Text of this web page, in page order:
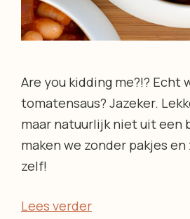
Are you kidding me?!? Echt
tomatensaus? Jazeker.
maar natuurlijk niet uit een
maken we zonder pakjes en
zelf!
Lees verder